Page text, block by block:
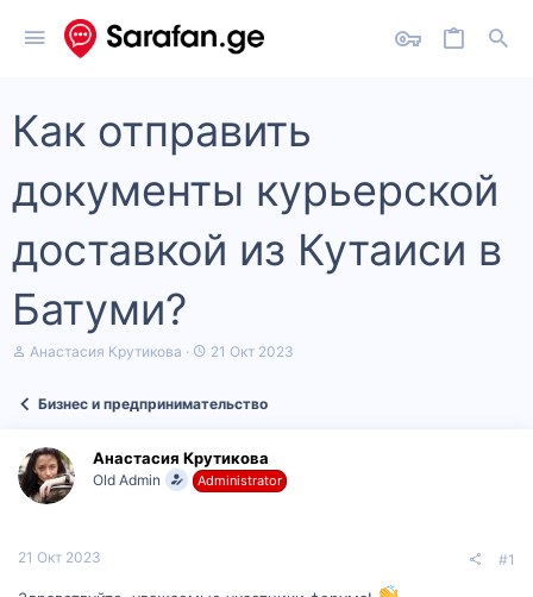
Как отправить
документы курьерской
доставкой из Кутаиси в
Батуми?
А
т
е
м
ы
Анастасия Крутикова
Д
а
ч
а
21 Окт 2023
Бизнес и предпринимательство
Анастасия Крутикова
Old Admin Administrator
21 Окт 2023 #1